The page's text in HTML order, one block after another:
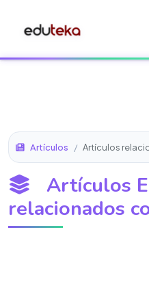
Artículos / Artículos
Artículos
relacionados